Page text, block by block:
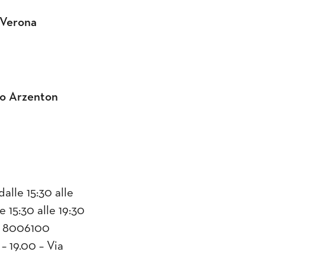
Arzenton
15:30 alle
15:30 alle 19:30
8006100
19.00 – Via